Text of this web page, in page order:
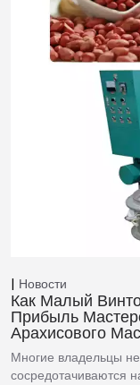
Новости
Как Малый
Прибыль
Арахисового
Многие владельцы
сосредотачиваются